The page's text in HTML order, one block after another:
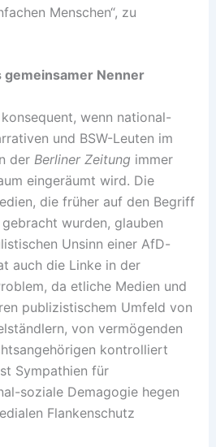
Menschen“, zu
gemeinsamer Nenner
wenn national-
und BSW-Leuten im
der Berliner Zeitung immer
eingeräumt wird. Die
die früher auf den Begriff
wurden, glauben
Unsinn einer AfD-
auch die Linke in der
da etliche Medien und
publizistischem Umfeld von
von vermögenden
kontrolliert
Sympathien für
soziale Demagogie hegen
Flankenschutz